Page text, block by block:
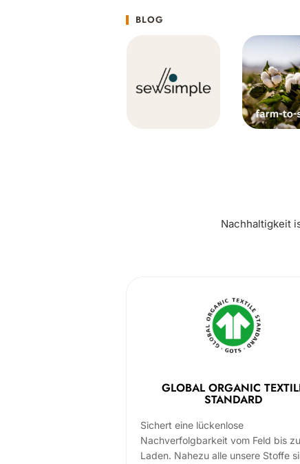
BLOG
Nachhaltigkeit
GLOBAL ORGANIC
STANDARD
Sichert eine lückenlose
Nachverfolgbarkeit vom Feld bis
Laden. Nahezu alle unsere Stoffe